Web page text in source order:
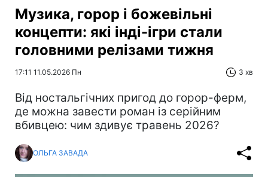
Музика, горор і божевільні
концепти: які інді-ігри стали
головними релізами тижня
17:11 11.05.2026 Пн 3 хв
Від ностальгічних пригод до горор-ферм,
де можна завести роман із серійним
вбивцею: чим здивує травень 2026?
ОЛЬГА ЗАВАДА